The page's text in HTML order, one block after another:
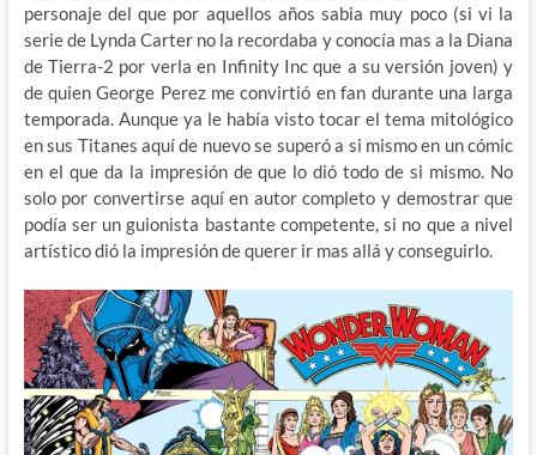
personaje del que por aquellos años sabia muy poco (si vi la
serie de Lynda Carter no la recordaba y conocía mas a la Diana
de Tierra-2 por verla en Infinity Inc que a su versión joven) y
de quien George Perez me convirtió en fan durante una larga
temporada. Aunque ya le había visto tocar el tema mitológico
en sus Titanes aquí de nuevo se superó a si mismo en un cómic
en el que da la impresión de que lo dió todo de si mismo. No
solo por convertirse aquí en autor completo y demostrar que
podía ser un guionista bastante competente, si no que a nivel
artístico dió la impresión de querer ir mas allá y conseguirlo.